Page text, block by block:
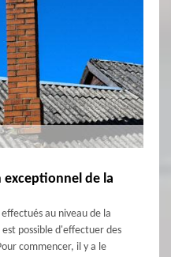
de la
au niveau de la
possible d'effectuer des
commencer, il y a le